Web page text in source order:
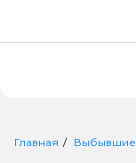
Главная Выбывшие